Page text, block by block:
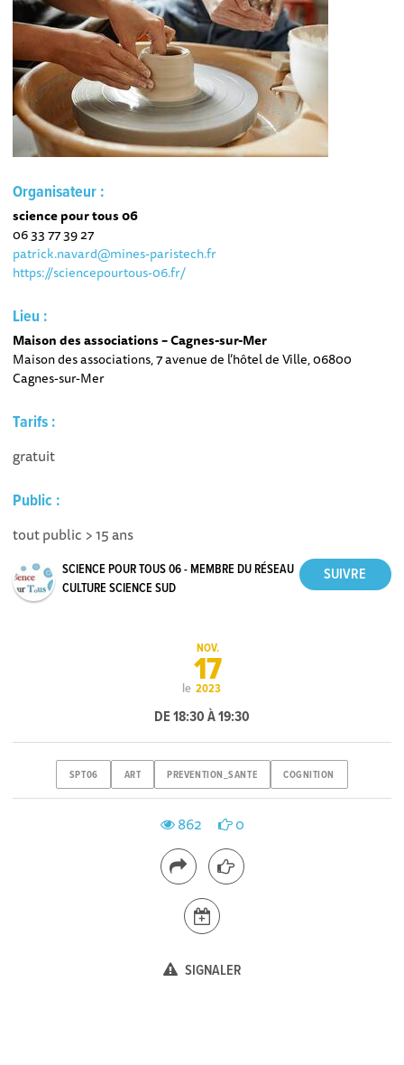
Organisateur :
science pour tous 06
06 33 77 39 27
patrick.navard@mines-paristech.fr
https://sciencepourtous-06.fr/
Lieu :
Maison des associations – Cagnes-sur-Mer
Maison des associations, 7 avenue de l’hôtel de Ville, 06800
Cagnes-sur-Mer
Tarifs :
gratuit
Public :
tout public > 15 ans
SCIENCE POUR TOUS 06 - MEMBRE DU RÉSEAU
CULTURE SCIENCE SUD
le
NOV.
17
2023
DE 18:30 À 19:30
SPT06 ART PREVENTION_SANTE COGNITION
862 0
SIGNALER